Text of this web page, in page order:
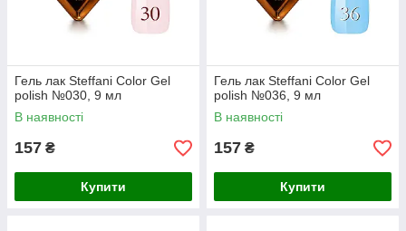
Гель лак Steffani Color Gel
polish №030, 9 мл
В наявності
157 ₴
Купити
Гель лак Steffani Color Gel
polish №036, 9 мл
В наявності
157 ₴
Купити